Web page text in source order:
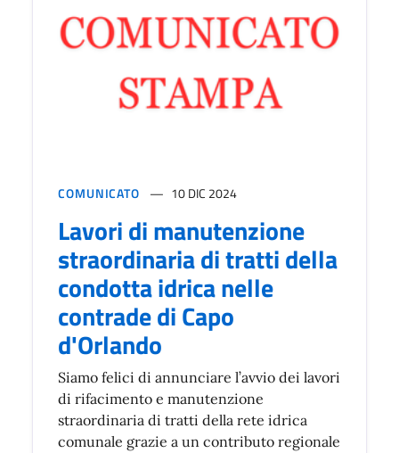
COMUNICATO 10 DIC 2024
Lavori di manutenzione
straordinaria di tratti della
condotta idrica nelle
contrade di Capo
d'Orlando
Siamo felici di annunciare l’avvio dei lavori
di rifacimento e manutenzione
straordinaria di tratti della rete idrica
comunale grazie a un contributo regionale